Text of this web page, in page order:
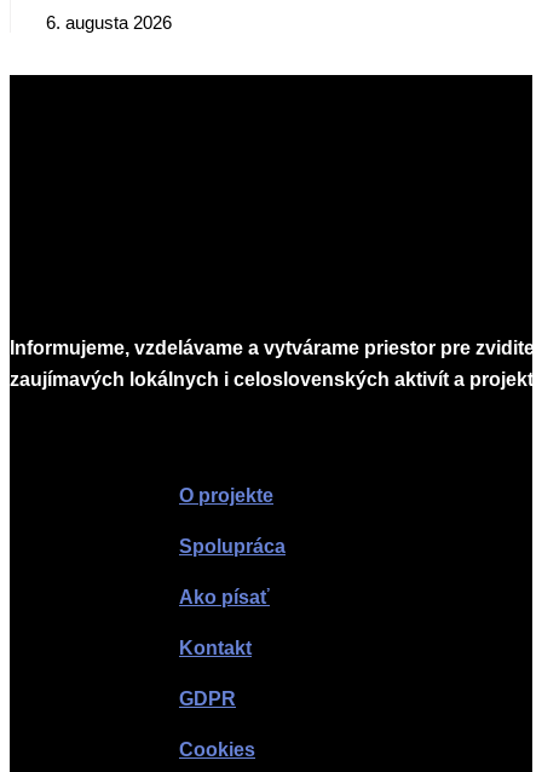
6. augusta 2026
Informujeme, vzdelávame a vytvárame priestor pre
zaujímavých lokálnych i celoslovenských aktivít a
O projekte
Spolupráca
Ako písať
Kontakt
GDPR
Cookies